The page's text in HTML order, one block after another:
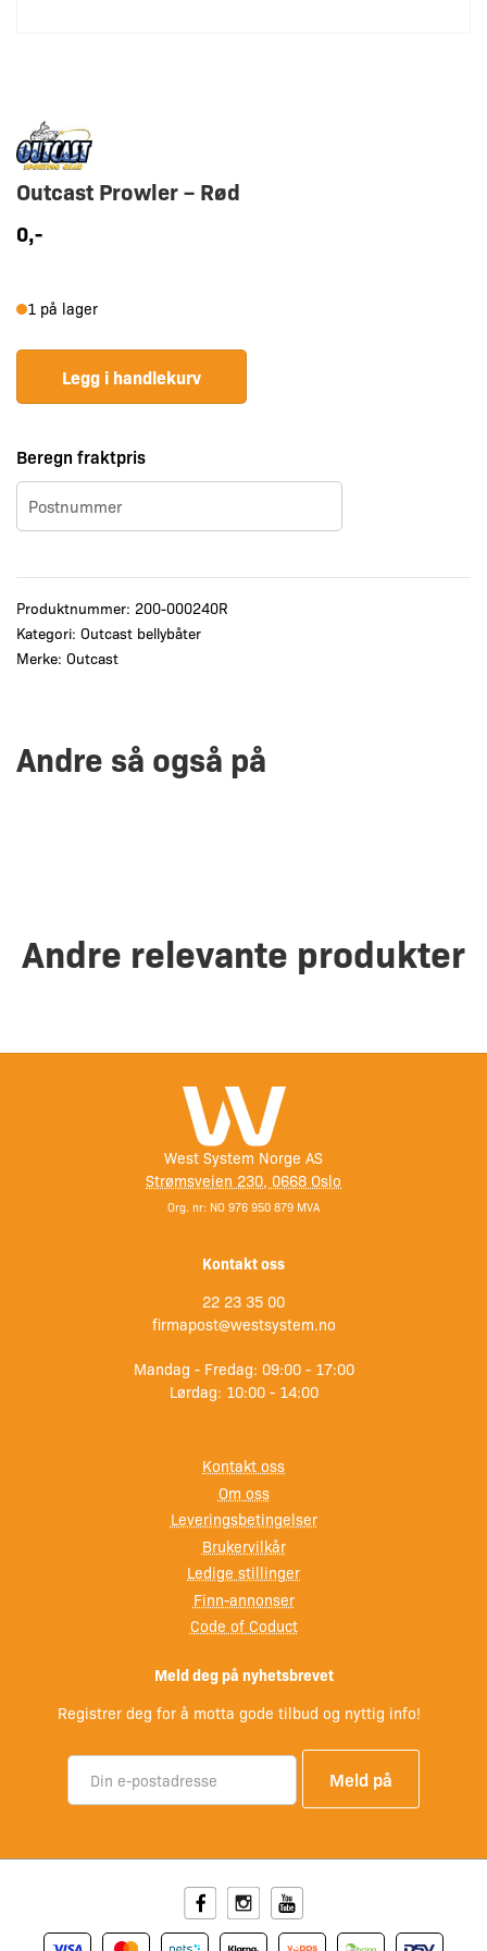
Outcast Prowler – Rød
0,-
-
1 på lager
Legg i handlekurv
Beregn fraktpris
Produktnummer: 200-000240R
Kategori: Outcast bellybåter
Merke: Outcast
Andre så også på
Andre relevante produkter
West System Norge AS
Strømsveien 230, 0668 Oslo
Org. nr: NO 976 950 879 MVA
Kontakt oss
22 23 35 00
firmapost@westsystem.no
Mandag - Fredag: 09:00 - 17:00
Lørdag: 10:00 - 14:00
Kontakt oss
Om oss
Leveringsbetingelser
Brukervilkår
Ledige stillinger
Finn-annonser
Code of Coduct
Meld deg på nyhetsbrevet
Registrer deg for å motta gode tilbud og nyttig info!
FacebookInstagramYoutube